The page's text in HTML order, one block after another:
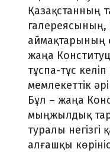
Қазақстанның
аймақтарының
жаңа
тұспа-тұс
мемлекеттік
Бұл – жаңа
мыңжылдық
туралы негізгі
алғашқы